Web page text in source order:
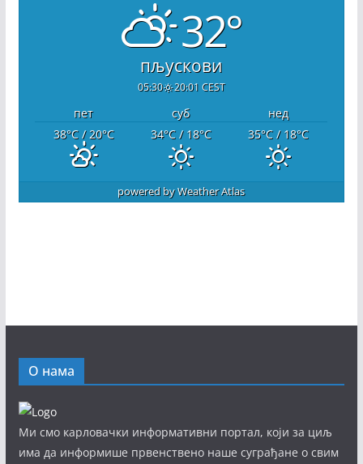
32°
пљускови
05:30 20:01 CEST
пет суб
нед
38°C/ 20°C 34°C/ 18°C 35°C/ 18°C
powered byWeather Atlas
О нама
Ми смо карловачки информативни портал, који за циљ
има да информише првенствено наше суграђане о свим